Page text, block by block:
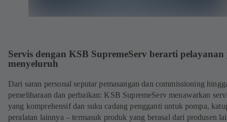
Servis dengan KSB SupremeServ berarti pelayanan
menyeluruh
Dari saran personal seputar pemasangan dan commissioning
pemeliharaan dan perbaikan: KSB SupremeServ menawarkan
yang komprehensif dan suku cadang pengganti untuk pompa,
peralatan lainnya – termasuk produk yang berasal dari produsen